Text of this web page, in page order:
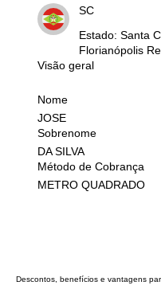
SC
Estado: Santa
Florianópolis
Visão geral
Nome
JOSE
Sobrenome
DA SILVA
Método de Cobrança
METRO QUADRADO
Descontos, benefícios e vantagens